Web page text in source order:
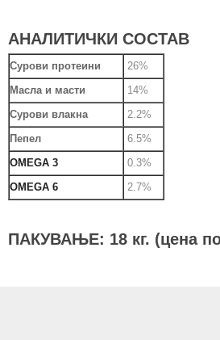
АНАЛИТИЧКИ СОСТАВ
Сурови протеини
26%
Масла и масти
14%
Сурови влакна
2.2%
Пепел
6.5%
OMEGA 3
0.3%
OMEGA 6
2.7%
ПАКУВАЊЕ: 18 кг. (цена по